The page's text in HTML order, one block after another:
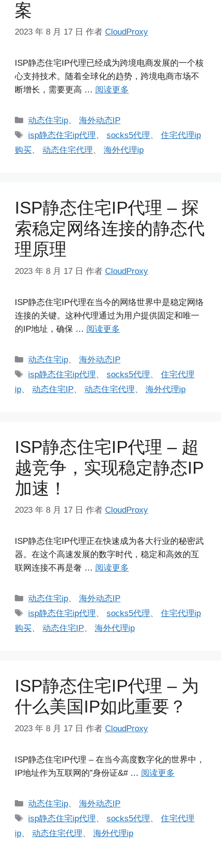
案
2023 年 8 月 17 日 作者 CloudProxy
ISP静态住宅IP代理已经成为跨境电商发展的一个核
心支持技术。随着全球化的趋势，跨境电商市场不
断增长，需要更高 … 阅读更多
分
类
动态住宅ip、海外动态IP
标
签
isp静态住宅ip代理、socks5代理、住宅代理ip
购买、 动态住宅代理、 海外代理ip
ISP静态住宅IP代理 – 探
索稳定网络连接的静态代
理原理
2023 年 8 月 17 日 作者 CloudProxy
ISP静态住宅IP代理在当今的网络世界中是稳定网络
连接的关键。这种代理通过为用户提供固定和唯一
的IP地址，确保 … 阅读更多
分
类
动态住宅ip、海外动态IP
标
签
isp静态住宅ip代理、socks5代理、住宅代理
ip、 动态住宅IP、 动态住宅代理、 海外代理ip
ISP静态住宅IP代理 – 超
越竞争，实现稳定静态IP
加速！
2023 年 8 月 17 日 作者 CloudProxy
ISP静态住宅IP代理正在快速成为各大行业的秘密武
器。在这个高速发展的数字时代，稳定和高效的互
联网连接不再是奢 … 阅读更多
分
类
动态住宅ip、海外动态IP
标
签
isp静态住宅ip代理、socks5代理、住宅代理ip
购买、 动态住宅IP、 海外代理ip
ISP静态住宅IP代理 – 为
什么美国IP如此重要？
2023 年 8 月 17 日 作者 CloudProxy
ISP静态住宅IP代理 – 在当今高度数字化的世界中，
IP地址作为互联网的”身份证&# … 阅读更多
分
类
动态住宅ip、海外动态IP
标
签
isp静态住宅ip代理、socks5代理、住宅代理
ip、 动态住宅代理、 海外代理ip